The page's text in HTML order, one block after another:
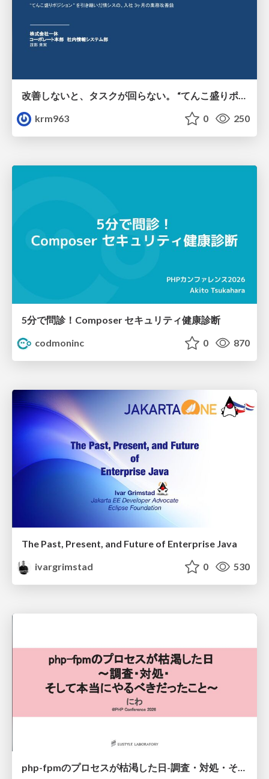
改善しないと、タスクが回らない。 “てんこ盛りポジション” を引き継いだ情シスの、入社3ヶ月の業務改善録
krm963
0 250
5分で問診！Composer セキュリティ健康診断
codmoninc
0 870
The Past, Present, and Future of Enterprise Java
ivargrimstad
0 530
php-fpmのプロセスが枯渇した日-調査・対処・そして本当にやるべきだったこと-